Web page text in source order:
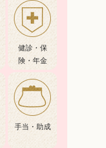
健診・保
険・年金
手当・助成